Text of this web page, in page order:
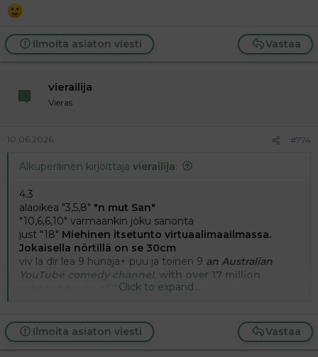
Vastaa
Ilmoita asiaton viesti
vierailija
Vieras
10.06.2026 #774
Alkuperäinen kirjoittaja vierailija:
4.3
alaoikea "3,5,8" "n mut San"
"10,6,6,10" varmaankin joku sanonta
just "18" Miehinen itsetunto virtuaalimaailmassa.
Jokaisella nörtillä on se 30cm
viv la dir lea 9 hunaja+ puu ja toinen 9 an Australian
YouTube comedy channel, with over 17 million
subscribers as of 2025.
+ tapah
Click to expand...
Vastaa
Ilmoita asiaton viesti